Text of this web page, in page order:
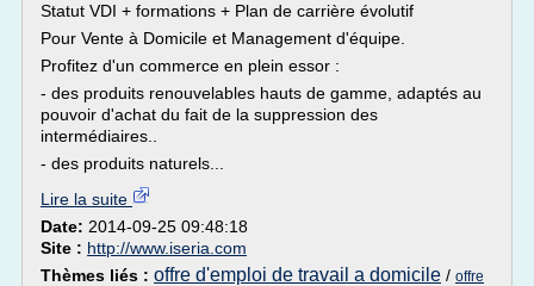
Statut VDI + formations + Plan de carrière évolutif
Pour Vente à Domicile et Management d'équipe.
Profitez d'un commerce en plein essor :
- des produits renouvelables hauts de gamme, adaptés au
pouvoir d'achat du fait de la suppression des
intermédiaires..
- des produits naturels...
Lire la suite
Date: 2014-09-25 09:48:18
Site : http://www.iseria.com
Thèmes liés : offre d'emploi de travail a domicile / offre